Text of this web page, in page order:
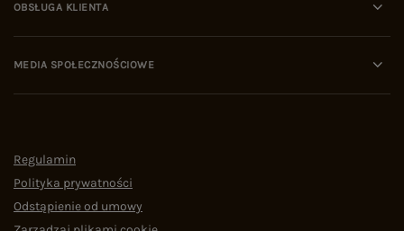
OBSŁUGA KLIENTA
MEDIA SPOŁECZNOŚCIOWE
Regulamin
Polityka prywatności
Odstąpienie od umowy